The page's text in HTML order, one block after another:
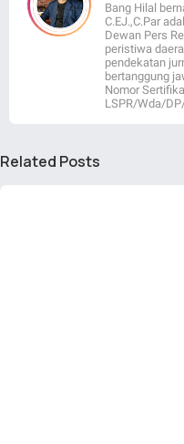
Bang Hilal
C.EJ.,C.Par
Dewan Pers
peristiwa
pendekatan
bertanggung
Nomor
LSPR/Wda/
Related Posts